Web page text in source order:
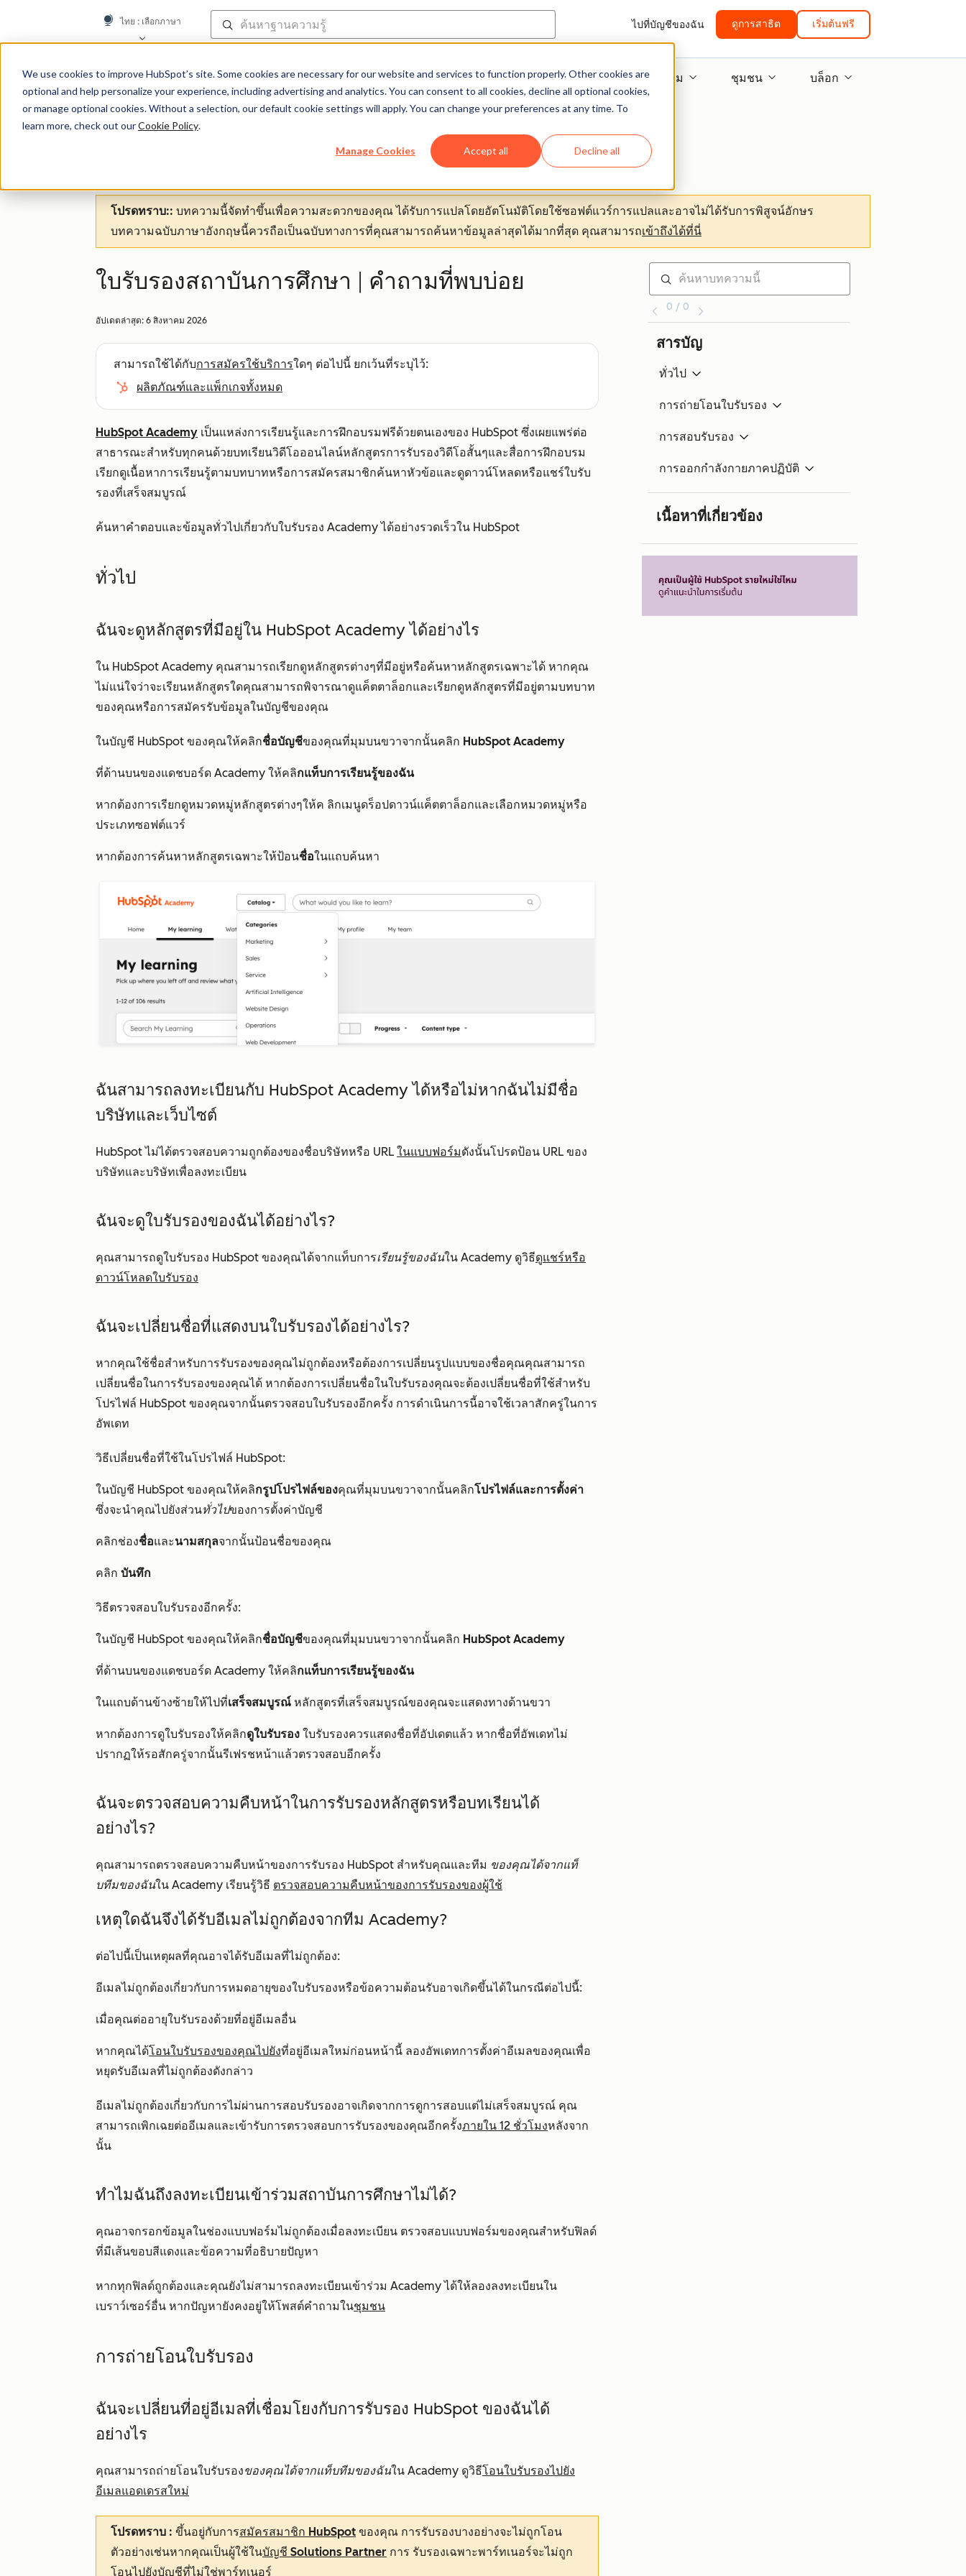
We use cookies to improve HubSpot’s site. Some cookies are necessary for our website and services to function properly. Other cookies are
optional and help personalize your experience, including advertising and analytics. You can consent to all cookies, decline all optional cookies,
or manage optional cookies. Without a selection, our default cookie settings will apply. You can change your preferences at any time. To
learn more, check out ourCookie Policy.
Manage Cookies Accept all Decline all
ไทย : เลือกภาษา ไปที่บัญชีของฉัน ดูการสาธิต เริ่มต้นฟรี
ฐานความรู้ ศูนย์ช่วยเหลือ เอกสารประกอบ การฝึกอบรม ชุมชน บล็อก
โปรดทราบ:: บทความนี้จัดทำขึ้นเพื่อความสะดวกของคุณได้รับการแปลโดยอัตโนมัติโดยใช้ซอฟต์แวร์การแปลและอาจไม่ได้รับการพิสูจน์อักษร
บทความฉบับภาษาอังกฤษนี้ควรถือเป็นฉบับทางการที่คุณสามารถค้นหาข้อมูลล่าสุดได้มากที่สุด คุณสามารถเข้าถึงได้ที่นี่
ใบรับรองสถาบันการศึกษา | คำถามที่พบบ่อย
อัปเดตล่าสุด: 6 สิงหาคม 2026
สามารถใช้ได้กับการสมัครใช้บริการใดๆ ต่อไปนี้ ยกเว้นที่ระบุไว้:
ผลิตภัณฑ์และแพ็กเกจทั้งหมด
HubSpot Academy เป็นแหล่งการเรียนรู้และการฝึกอบรมฟรีด้วยตนเองของ HubSpot ซึ่งเผยแพร่ต่อ
สาธารณะสำหรับทุกคนด้วยบทเรียนวิดีโอออนไลน์หลักสูตรการรับรองวิดีโอสั้นๆและสื่อการฝึกอบรม
เรียกดูเนื้อหาการเรียนรู้ตามบทบาทหรือการสมัครสมาชิกค้นหาหัวข้อและดูดาวน์โหลดหรือแชร์ใบรับ
รองที่เสร็จสมบูรณ์
ค้นหาคำตอบและข้อมูลทั่วไปเกี่ยวกับใบรับรอง Academy ได้อย่างรวดเร็วใน HubSpot
ทั่วไป
ฉันจะดูหลักสูตรที่มีอยู่ใน HubSpot Academy ได้อย่างไร
ใน HubSpot Academy คุณสามารถเรียกดูหลักสูตรต่างๆที่มีอยู่หรือค้นหาหลักสูตรเฉพาะได้ หากคุณ
ไม่แน่ใจว่าจะเรียนหลักสูตรใดคุณสามารถพิจารณาดูแค็ตตาล็อกและเรียกดูหลักสูตรที่มีอยู่ตามบทบาท
ของคุณหรือการสมัครรับข้อมูลในบัญชีของคุณ
ในบัญชี HubSpot ของคุณให้คลิกชื่อบัญชีของคุณที่มุมบนขวาจากนั้นคลิก HubSpot Academy
ที่ด้านบนของแดชบอร์ด Academy ให้คลิกแท็บการเรียนรู้ของฉัน
หากต้องการเรียกดูหมวดหมู่หลักสูตรต่างๆให้ค ลิกเมนูดร็อปดาวน์แค็ตตาล็อกและเลือกหมวดหมู่หรือ
ประเภทซอฟต์แวร์
หากต้องการค้นหาหลักสูตรเฉพาะให้ป้อนชื่อในแถบค้นหา
ฉันสามารถลงทะเบียนกับ HubSpot Academy ได้หรือไม่หากฉันไม่มีชื่อ
บริษัทและเว็บไซต์
HubSpot ไม่ได้ตรวจสอบความถูกต้องของชื่อบริษัทหรือ URL ในแบบฟอร์มดังนั้นโปรดป้อน URL ของ
บริษัทและบริษัทเพื่อลงทะเบียน
ฉันจะดูใบรับรองของฉันได้อย่างไร?
คุณสามารถดูใบรับรอง HubSpot ของคุณได้จากแท็บการเรียนรู้ของฉันใน Academy ดูวิธีดูแชร์หรือ
ดาวน์โหลดใบรับรอง
ฉันจะเปลี่ยนชื่อที่แสดงบนใบรับรองได้อย่างไร?
หากคุณใช้ชื่อสำหรับการรับรองของคุณไม่ถูกต้องหรือต้องการเปลี่ยนรูปแบบของชื่อคุณคุณสามารถ
เปลี่ยนชื่อในการรับรองของคุณได้ หากต้องการเปลี่ยนชื่อในใบรับรองคุณจะต้องเปลี่ยนชื่อที่ใช้สำหรับ
โปรไฟล์ HubSpot ของคุณจากนั้นตรวจสอบใบรับรองอีกครั้ง การดำเนินการนี้อาจใช้เวลาสักครู่ในการ
อัพเดท
วิธีเปลี่ยนชื่อที่ใช้ในโปรไฟล์ HubSpot:
ในบัญชี HubSpot ของคุณให้คลิกรูปโปรไฟล์ของคุณที่มุมบนขวาจากนั้นคลิกโปรไฟล์และการตั้งค่า
ซึ่งจะนำคุณไปยังส่วนทั่วไปของการตั้งค่าบัญชี
คลิกช่องชื่อและนามสกุลจากนั้นป้อนชื่อของคุณ
คลิก บันทึก
วิธีตรวจสอบใบรับรองอีกครั้ง:
ในบัญชี HubSpot ของคุณให้คลิกชื่อบัญชีของคุณที่มุมบนขวาจากนั้นคลิก HubSpot Academy
ที่ด้านบนของแดชบอร์ด Academy ให้คลิกแท็บการเรียนรู้ของฉัน
ในแถบด้านข้างซ้ายให้ไปที่เสร็จสมบูรณ์ หลักสูตรที่เสร็จสมบูรณ์ของคุณจะแสดงทางด้านขวา
หากต้องการดูใบรับรองให้คลิกดูใบรับรอง ใบรับรองควรแสดงชื่อที่อัปเดตแล้ว หากชื่อที่อัพเดทไม่
ปรากฏให้รอสักครู่จากนั้นรีเฟรชหน้าแล้วตรวจสอบอีกครั้ง
ฉันจะตรวจสอบความคืบหน้าในการรับรองหลักสูตรหรือบทเรียนได้
อย่างไร?
คุณสามารถตรวจสอบความคืบหน้าของการรับรอง HubSpot สำหรับคุณและทีม ของคุณได้จากแท็
บทีมของฉันใน Academy เรียนรู้วิธี ตรวจสอบความคืบหน้าของการรับรองของผู้ใช้
เหตุใดฉันจึงได้รับอีเมลไม่ถูกต้องจากทีม Academy?
ต่อไปนี้เป็นเหตุผลที่คุณอาจได้รับอีเมลที่ไม่ถูกต้อง:
อีเมลไม่ถูกต้องเกี่ยวกับการหมดอายุของใบรับรองหรือข้อความต้อนรับอาจเกิดขึ้นได้ในกรณีต่อไปนี้:
เมื่อคุณต่ออายุใบรับรองด้วยที่อยู่อีเมลอื่น
หากคุณได้โอนใบรับรองของคุณไปยังที่อยู่อีเมลใหม่ก่อนหน้านี้ ลองอัพเดทการตั้งค่าอีเมลของคุณเพื่อ
หยุดรับอีเมลที่ไม่ถูกต้องดังกล่าว
อีเมลไม่ถูกต้องเกี่ยวกับการไม่ผ่านการสอบรับรองอาจเกิดจากการดูการสอบแต่ไม่เสร็จสมบูรณ์ คุณ
สามารถเพิกเฉยต่ออีเมลและเข้ารับการตรวจสอบการรับรองของคุณอีกครั้งภายใน 12 ชั่วโมงหลังจาก
นั้น
ทำไมฉันถึงลงทะเบียนเข้าร่วมสถาบันการศึกษาไม่ได้?
คุณอาจกรอกข้อมูลในช่องแบบฟอร์มไม่ถูกต้องเมื่อลงทะเบียน ตรวจสอบแบบฟอร์มของคุณสำหรับฟิลด์
ที่มีเส้นขอบสีแดงและข้อความที่อธิบายปัญหา
หากทุกฟิลด์ถูกต้องและคุณยังไม่สามารถลงทะเบียนเข้าร่วม Academy ได้ให้ลองลงทะเบียนใน
เบราว์เซอร์อื่น หากปัญหายังคงอยู่ให้โพสต์คำถามในชุมชน
การถ่ายโอนใบรับรอง
ฉันจะเปลี่ยนที่อยู่อีเมลที่เชื่อมโยงกับการรับรอง HubSpot ของฉันได้
อย่างไร
คุณสามารถถ่ายโอนใบรับรองของคุณได้จากแท็บทีมของฉันใน Academy ดูวิธีโอนใบรับรองไปยัง
อีเมลแอดเดรสใหม่
โปรดทราบ : ขึ้นอยู่กับการสมัครสมาชิก HubSpot ของคุณ การรับรองบางอย่างจะไม่ถูกโอน
ตัวอย่างเช่นหากคุณเป็นผู้ใช้ในบัญชี Solutions Partner การ รับรองเฉพาะพาร์ทเนอร์จะไม่ถูก
โอนไปยังบัญชีที่ไม่ใช่พาร์ทเนอร์
0 / 0
สารบัญ
ทั่วไป
การถ่ายโอนใบรับรอง
การสอบรับรอง
การออกกำลังกายภาคปฏิบัติ
เนื้อหาที่เกี่ยวข้อง